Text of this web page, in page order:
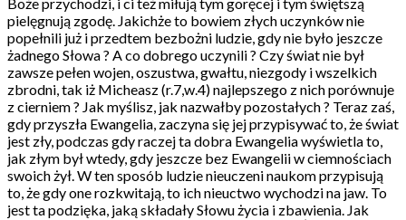
pielęgnują zgodę. Jakichże to bowiem złych uczynków nie
popełnili już i przedtem bezbożni ludzie, gdy nie było jeszcze
żadnego Słowa ? A co dobrego uczynili ? Czy świat nie był
zawsze pełen wojen, oszustwa, gwałtu, niezgody i wszelkich
zbrodni, tak iż Micheasz (r.7,w.4) najlepszego z nich porównuje
z cierniem ? Jak myślisz, jak nazwałby pozostałych ? Teraz zaś,
gdy przyszła Ewangelia, zaczyna się jej przypisywać to, że świat
jest zły, podczas gdy raczej ta dobra Ewangelia wyświetla to,
jak złym był wtedy, gdy jeszcze bez Ewangelii w ciemnościach
swoich żył. W ten sposób ludzie nieuczeni naukom przypisują
to, że gdy one rozkwitają, to ich nieuctwo wychodzi na jaw. To
jest ta podzięka, jaką składały Słowu życia i zbawienia. Jak